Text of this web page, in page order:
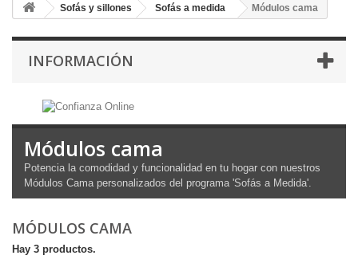
Sofás y sillones Sofás a medida Módulos cama
INFORMACIÓN
Módulos cama
Potencia la comodidad y funcionalidad en tu hogar con nuestros
Módulos Cama personalizados del programa 'Sofás a Medida'.
MÓDULOS CAMA
Hay 3 productos.